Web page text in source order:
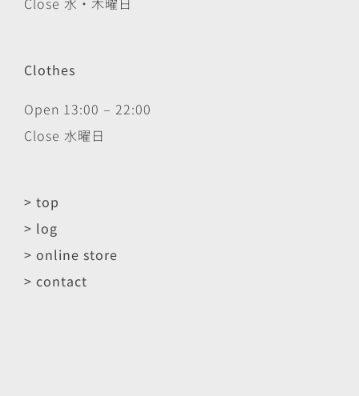
Clothes
Open 13:00 – 22:00
Close 水曜日
> top
> log
> online store
> contact